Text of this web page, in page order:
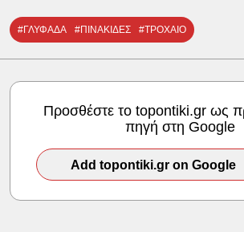
#ΓΛΥΦΑΔΑ #ΠΙΝΑΚΙΔΕΣ #ΤΡΟΧΑΙΟ
Προσθέστε το topontiki.gr ως
πηγή στη Google
Add topontiki.gr on Google